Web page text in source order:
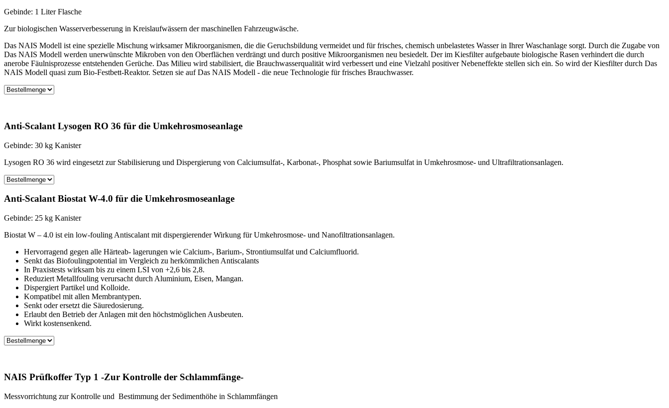
Gebinde: 1 Liter Flasche
Zur biologischen Wasserverbesserung in Kreislaufwässern der maschinellen Fahrzeugwäsche.
Das NAIS Modell ist eine spezielle Mischung wirksamer Mikroorganismen, die die Geruchsbildung vermeidet und für frisches, chemisch unbelastetes Wasser in Ihrer Waschanlage sorgt. Durch die Zugabe von
Das NAIS Modell werden unerwünschte Mikroben von den Oberflächen verdrängt und durch positive Mikroorganismen neu besiedelt. Der im Kiesfilter aufgebaute biologische Rasen verhindert die durch
anerobe Fäulnisprozesse entstehenden Gerüche. Das Milieu wird stabilisiert, die Brauchwasserqualität wird verbessert und eine Vielzahl positiver Nebeneffekte stellen sich ein. So wird der Kiesfilter durch Das
NAIS Modell quasi zum Bio-Festbett-Reaktor. Setzen sie auf Das NAIS Modell - die neue Technologie für frisches Brauchwasser.
Anti-Scalant Lysogen RO 36 für die Umkehrosmoseanlage
Gebinde: 30 kg Kanister
Lysogen RO 36 wird eingesetzt zur Stabilisierung und Dispergierung von Calciumsulfat-, Karbonat-, Phosphat sowie Bariumsulfat in Umkehrosmose- und Ultrafiltrationsanlagen.
Anti-Scalant Biostat W-4.0 für die Umkehrosmoseanlage
Gebinde: 25 kg Kanister
Biostat W – 4.0 ist ein low-fouling Antiscalant mit dispergierender Wirkung für Umkehrosmose- und Nanofiltrationsanlagen.
Hervorragend gegen alle Härteab- lagerungen wie Calcium-, Barium-, Strontiumsulfat und Calciumfluorid.
Senkt das Biofoulingpotential im Vergleich zu herkömmlichen Antiscalants
In Praxistests wirksam bis zu einem LSI von +2,6 bis 2,8.
Reduziert Metallfouling verursacht durch Aluminium, Eisen, Mangan.
Dispergiert Partikel und Kolloide.
Kompatibel mit allen Membrantypen.
Senkt oder ersetzt die Säuredosierung.
Erlaubt den Betrieb der Anlagen mit den höchstmöglichen Ausbeuten.
Wirkt kostensenkend.
NAIS Prüfkoffer Typ 1 -Zur Kontrolle der Schlammfänge-
Messvorrichtung zur Kontrolle und Bestimmung der Sedimenthöhe in Schlammfängen